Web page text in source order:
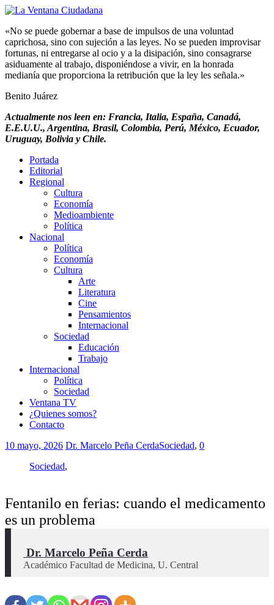
«No se puede gobernar a base de impulsos de una voluntad
caprichosa, sino con sujeción a las leyes. No se pueden improvisar
fortunas, ni entregarse al ocio y a la disipación, sino consagrarse
asiduamente al trabajo, disponiéndose a vivir, en la honrada
medianía que proporciona la retribución que la ley les señala.»
Benito Juárez
Actualmente nos leen en: Francia, Italia, España, Canadá,
E.E.U.U., Argentina, Brasil, Colombia, Perú, México, Ecuador,
Uruguay, Bolivia y Chile.
Portada
Editorial
Regional
Cultura
Economía
Medioambiente
Política
Nacional
Política
Economía
Cultura
Arte
Literatura
Cine
Pensamientos
Internacional
Sociedad
Educación
Trabajo
Internacional
Política
Sociedad
Ventana TV
¿Quienes somos?
Contacto
10 mayo, 2026 Dr. Marcelo Peña CerdaSociedad, 0
Sociedad,
Fentanilo en ferias: cuando el medicamento
es un problema
Dr. Marcelo Peña Cerda
Académico Facultad de Medicina, U. Central